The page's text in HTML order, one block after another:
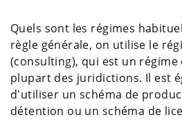
Quels sont les régimes
règle générale, on utilise le
(consulting), qui est un régime
plupart des juridictions. Il est
d'utiliser un schéma de
détention ou un schéma de